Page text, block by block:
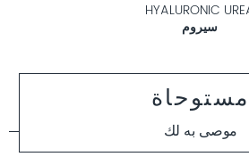
HYALURONIC
سيروم
مستوحاة
موصى به لك